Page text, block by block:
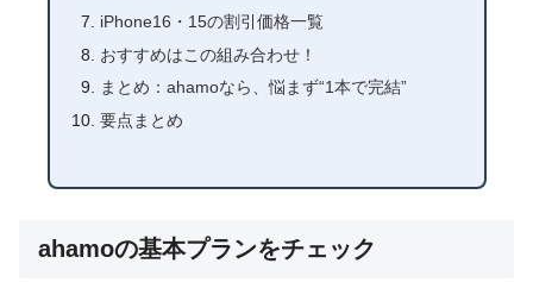
iPhone16・15の割引価格一覧
おすすめはこの組み合わせ！
まとめ：ahamoなら、悩まず“1本で完結”
要点まとめ
ahamoの基本プランをチェック